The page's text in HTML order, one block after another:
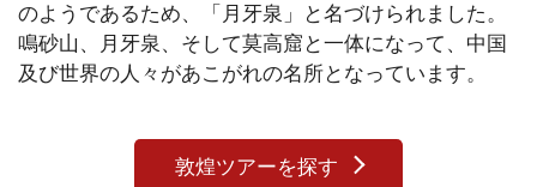
のようであるため、「月牙泉」と名づけられました。
鳴砂山、月牙泉、そして莫高窟と一体になって、中国
及び世界の人々があこがれの名所となっています。
敦煌ツアーを探す